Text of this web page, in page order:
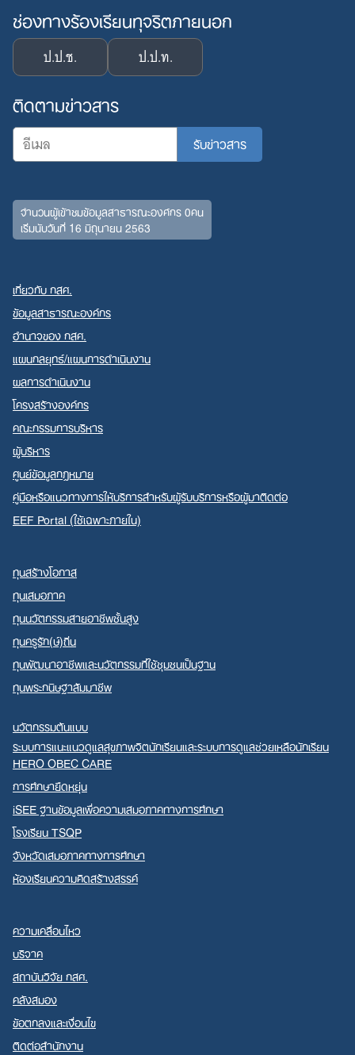
Search
ช่องทางร้องเรียนทุจริตภายนอก
ป.ป.ช. ป.ป.ท.
ติดตามข่าวสาร
จำนวนผู้เข้าชมข้อมูลสาธารณะองค์กร 0คน
เริ่มนับวันที่ 16 มิถุนายน 2563
เกี่ยวกับ กสศ.
ข้อมูลสาธารณะองค์กร
อำนาจของ กสศ.
แผนกลยุทธ์/แผนการดำเนินงาน
ผลการดำเนินงาน
โครงสร้างองค์กร
คณะกรรมการบริหาร
ผู้บริหาร
ศูนย์ข้อมูลกฎหมาย
คู่มือหรือแนวทางการให้บริการสำหรับผู้รับบริการหรือผู้มาติดต่อ
EEF Portal (ใช้เฉพาะภายใน)
ทุนสร้างโอกาส
ทุนเสมอภาค
ทุนนวัตกรรมสายอาชีพชั้นสูง
ทุนครูรัก(ษ์)ถิ่น
ทุนพัฒนาอาชีพและนวัตกรรมที่ใช้ชุมชนเป็นฐาน
ทุนพระกนิษฐาสัมมาชีพ
นวัตกรรมต้นแบบ
ระบบการแนะแนวดูแลสุขภาพจิตนักเรียนและระบบการดูแลช่วยเหลือนักเรียน
HERO OBEC CARE
การศึกษายืดหยุ่น
iSEE ฐานข้อมูลเพื่อความเสมอภาคทางการศึกษา
โรงเรียน TSQP
จังหวัดเสมอภาคทางการศึกษา
ห้องเรียนความคิดสร้างสรรค์
ความเคลื่อนไหว
บริจาค
สถาบันวิจัย กสศ.
คลังสมอง
ข้อตกลงและเงื่อนไข
ติดต่อสำนักงาน